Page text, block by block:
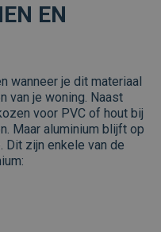
EN
wanneer je dit materiaal
van je woning. Naast
voor PVC of hout bij
Maar aluminium blijft op
Dit zijn enkele van de